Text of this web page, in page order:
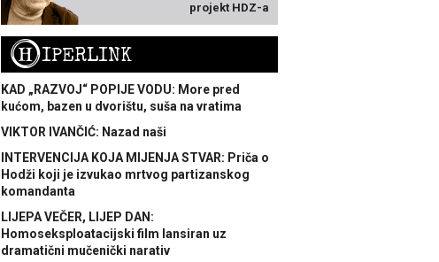
projekt HDZ-a
HIPERLINK
KAD „RAZVOJ“ POPIJE VODU: More pred
kućom, bazen u dvorištu, suša na vratima
VIKTOR IVANČIĆ: Nazad naši
INTERVENCIJA KOJA MIJENJA STVAR: Priča o
Hodži koji je izvukao mrtvog partizanskog
komandanta
LIJEPA VEČER, LIJEP DAN:
Homoseksploatacijski film lansiran uz
dramatični mučenički narativ